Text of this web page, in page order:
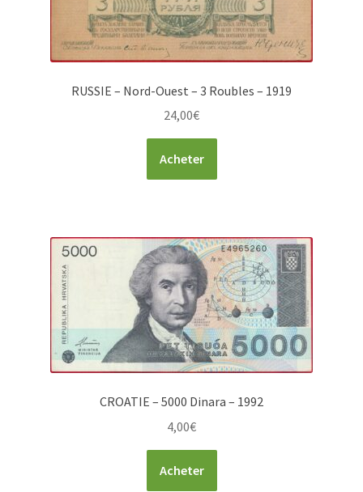
RUSSIE – Nord-Ouest – 3 Roubles – 1919
24,00€
Acheter
CROATIE – 5000 Dinara – 1992
4,00€
Acheter